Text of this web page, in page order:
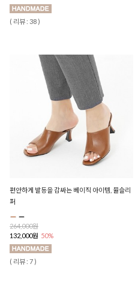
( 리뷰 : 38 )
편안하게 발등을 감싸는 베이직 아이템, 뮬슬리
퍼
264,000원
132,000원 50%
( 리뷰 : 7 )